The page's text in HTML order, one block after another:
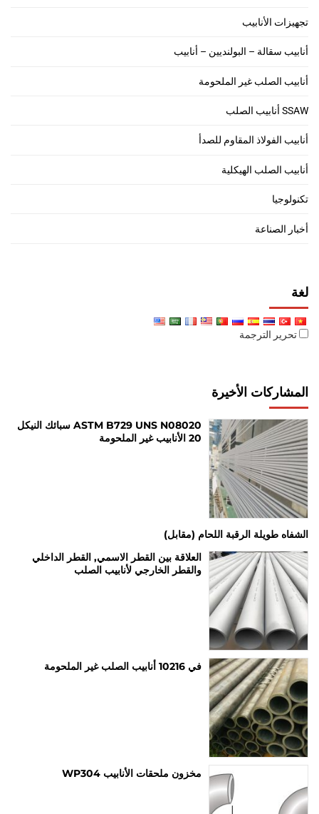
تجهيزات الأنابيب
أنابيب سقالة – البولنديين – أنابيب
أنابيب الصلب غير الملحومة
SSAW أنابيب الصلب
أنابيب الفولاذ المقاوم للصدأ
أنابيب الصلب الهيكلية
تكنولوجيا
أخبار الصناعة
لغة
تحرير الترجمة
المشاركات الأخيرة
ASTM B729 UNS N08020 سبائك النيكل
20 الأنابيب غير الملحومة
الشفاه طويلة الرقبة اللحام (مقابل)
العلاقة بين القطر الاسمي, القطر الداخلي
والقطر الخارجي لأنابيب الصلب
في 10216 أنابيب الصلب غير الملحومة
مخزون ملحقات الأنابيب WP304